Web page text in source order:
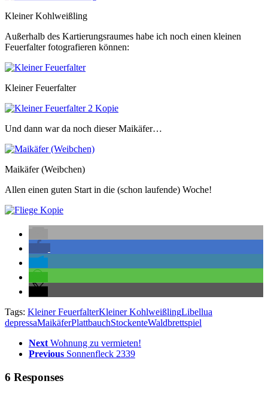
Kleiner Kohlweißling
Außerhalb des Kartierungsraumes habe ich noch einen kleinen
Feuerfalter fotografieren können:
Kleiner Feuerfalter
Und dann war da noch dieser Maikäfer…
Maikäfer (Weibchen)
Allen einen guten Start in die (schon laufende) Woche!
Tags: Kleiner FeuerfalterKleiner KohlweißlingLibellua
depressaMaikäferPlattbauchStockenteWaldbrettspiel
Next Wohnung zu vermieten!
Previous Sonnenfleck 2339
6 Responses